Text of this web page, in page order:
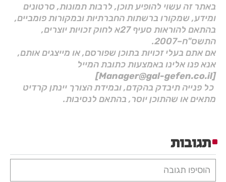
באתר זה עשוי להופיע תוכן, לרבות תמונות, סרטונים
ומידע, שמקורו ברשתות החברתיות ובמקורות פומביים,
בהתאם להוראות סעיף 27א לחוק זכויות יוצרים,
התשס"ח–2007.
אם אתם בעלי זכויות בתוכן שפורסם, או מייצגים אותם,
אנא פנו אלינו באמצעות כתובת המייל
[Manager@gal-gefen.co.il]
כל פנייה תיבדק בהקדם, ובמידת הצורך יינתן קרדיט
מתאים או שהתוכן יוסר, בהתאם לנסיבות.
תגובות
הוסיפו תגובה